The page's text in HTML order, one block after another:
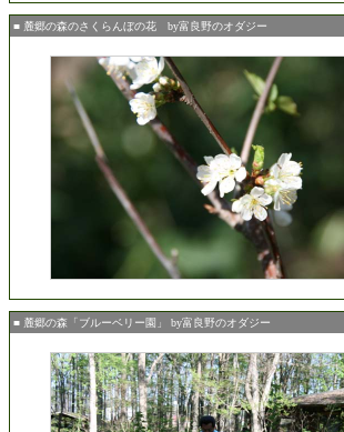
■ 麓郷の森のさくらんぼの花 by富良野のオダジー
■ 麓郷の森「ブルーベリー園」 by富良野のオダジー